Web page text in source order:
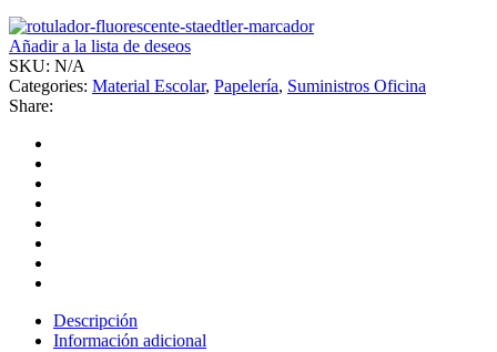
Añadir a la lista de deseos
SKU: N/A
Categories: Material Escolar, Papelería, Suministros Oficina
Share:
Descripción
Información adicional